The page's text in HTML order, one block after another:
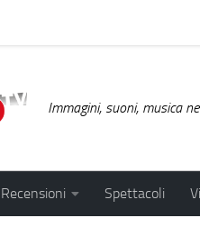
Immagini, suoni, musica
Recensioni Spettacoli